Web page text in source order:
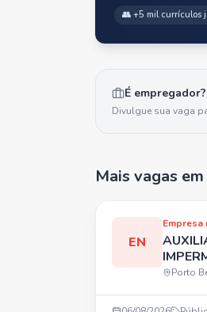
👥 +5 mil currículos
É empregador?
Divulgue sua vaga
Mais vagas
EN
Empresa
Porto